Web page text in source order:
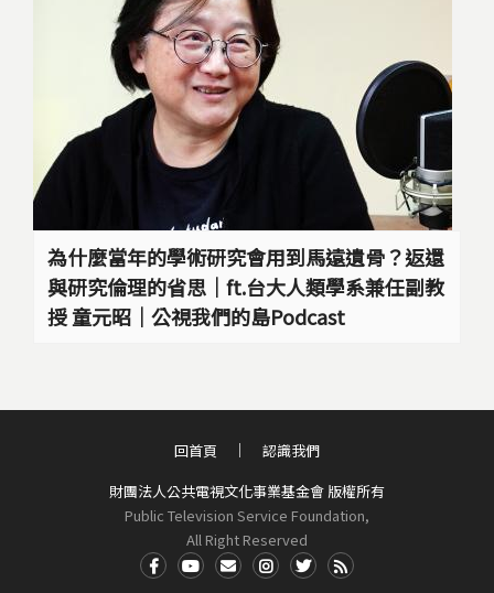
為什麼當年的學術研究會用到馬遠遺骨？返還
與研究倫理的省思｜ft.台大人類學系兼任副教
授 童元昭｜公視我們的島Podcast
財團法人公共電視文化事業基金會 版權所有
Public Television Service Foundation,
All Right Reserved
回首頁 認識我們